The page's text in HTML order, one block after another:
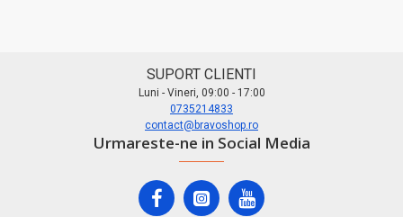
SUPORT CLIENTI
Luni - Vineri, 09:00 - 17:00
0735214833
contact@bravoshop.ro
Urmareste-ne in Social Media